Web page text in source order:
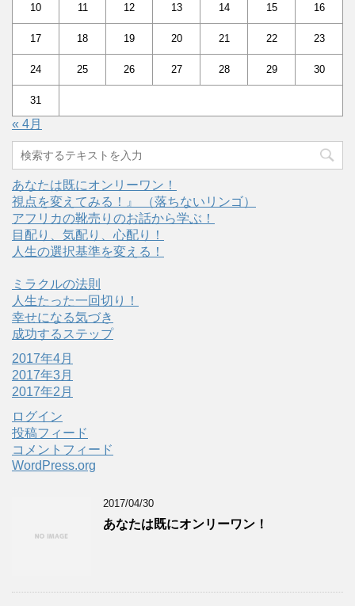
10 11 12 13 14 15 16
17 18 19 20 21 22 23
24 25 26 27 28 29 30
31
« 4月
あなたは既にオンリーワン！
視点を変えてみる！』 （落ちないリンゴ）
アフリカの靴売りのお話から学ぶ！
目配り、気配り、心配り！
人生の選択基準を変える！
ミラクルの法則
人生たった一回切り！
幸せになる気づき
成功するステップ
2017年4月
2017年3月
2017年2月
ログイン
投稿フィード
コメントフィード
WordPress.org
2017/04/30
あなたは既にオンリーワン！